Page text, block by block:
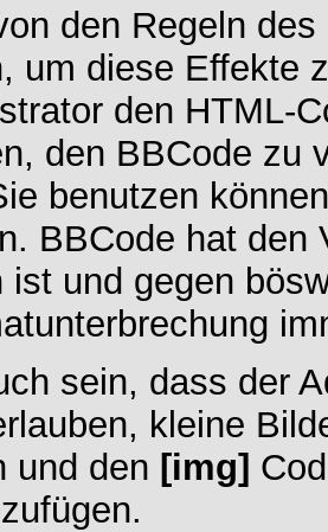
den Regeln
um diese Effekte
den HTML-
den BBCode zu
benutzen
BBCode hat
ist und gegen
sein, dass der
kleine
und den [img]